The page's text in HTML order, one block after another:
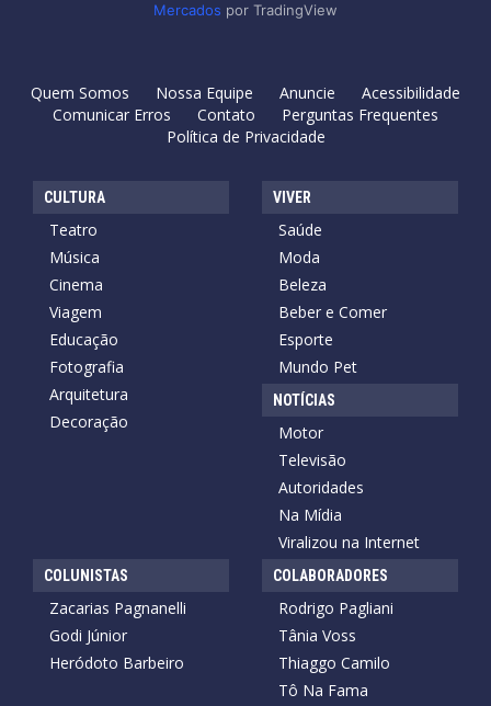
Mercados por TradingView
Quem Somos Nossa Equipe Anuncie
Acessibilidade
Comunicar Erros
Contato
Perguntas Frequentes
Política de Privacidade
CULTURA
Teatro
Música
Cinema
Viagem
Educação
Fotografia
Arquitetura
Decoração
VIVER
Saúde
Moda
Beleza
Beber e Comer
Esporte
Mundo Pet
NOTÍCIAS
Motor
Televisão
Autoridades
Na Mídia
Viralizou na Internet
COLUNISTAS
Zacarias Pagnanelli
Godi Júnior
Heródoto Barbeiro
COLABORADORES
Rodrigo Pagliani
Tânia Voss
Thiaggo Camilo
Tô Na Fama